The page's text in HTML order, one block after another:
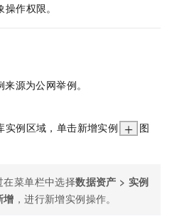
作权限。
源为公网举例。
实例区域，单击新增实例
图
在菜单栏中选择数据资产 >实例
增 ，进行新增实例操作。